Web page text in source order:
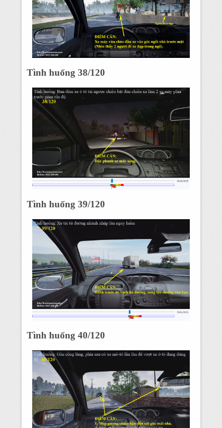
Tình huống 38/120
Tình huống 39/120
Tình huống 40/120